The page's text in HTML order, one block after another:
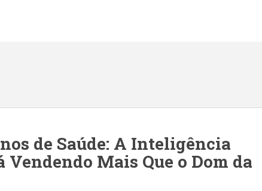
de Saúde: A Inteligência
Vendendo Mais Que o Dom da